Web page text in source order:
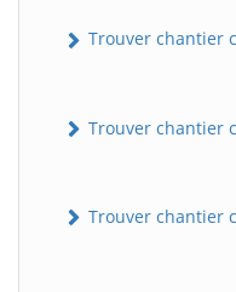
Trouver chantier
Trouver chantier
Trouver chantier